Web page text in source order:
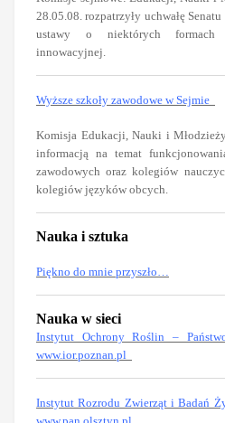
28.05.08. rozpatrzyły uchwałę
ustawy o niektórych formach
innowacyjnej.
Wyższe szkoły zawodowe w Sejmie
Komisja Edukacji, Nauki i
informacją na temat
zawodowych oraz kolegiów
kolegiów języków obcych.
Nauka i sztuka
Piękno do mnie przyszło…
Nauka w sieci
Instytut Ochrony Roślin –
www.ior.poznan.pl
Instytut Rozrodu Zwierząt i Badań